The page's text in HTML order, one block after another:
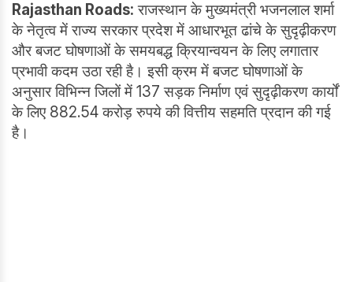
Rajasthan Roads: राजस्थान के मुख्यमंत्री भजनलाल शर्मा
के नेतृत्व में राज्य सरकार प्रदेश में आधारभूत ढांचे के सुदृढ़ीकरण
और बजट घोषणाओं के समयबद्ध क्रियान्वयन के लिए लगातार
प्रभावी कदम उठा रही है। इसी क्रम में बजट घोषणाओं के
अनुसार विभिन्न जिलों में 137 सड़क निर्माण एवं सुदृढ़ीकरण कार्यों
के लिए 882.54 करोड़ रुपये की वित्तीय सहमति प्रदान की गई
है।